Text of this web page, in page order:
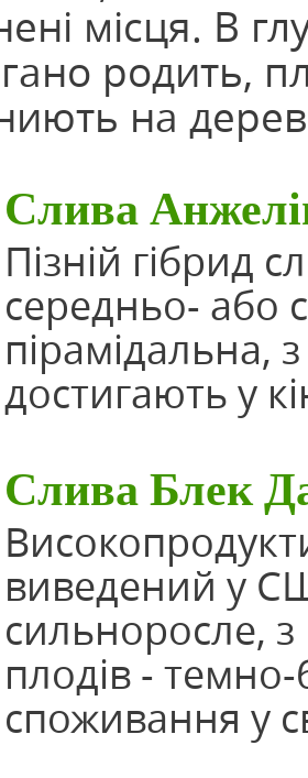
місця. В
родить,
на
Слива
Пізній гібрид
середньо- або
достигають у
Слива Блек
виведений у
сильноросле,
плодів -
споживання у